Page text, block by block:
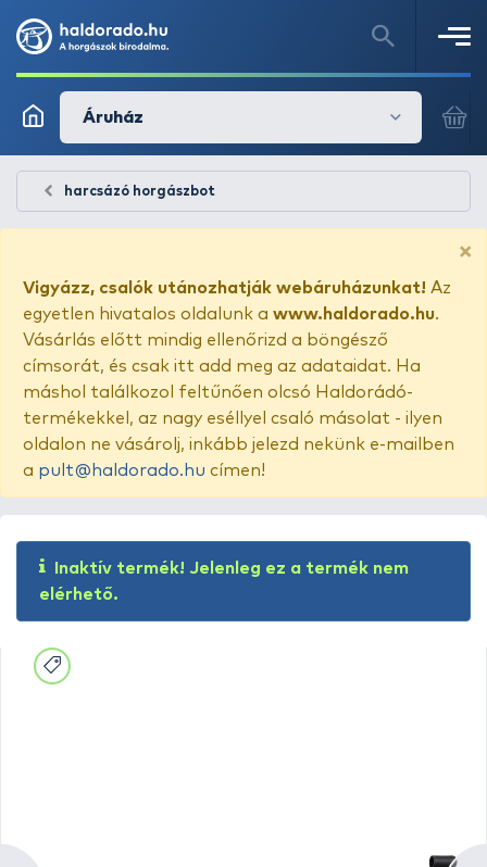
Áruház
harcsázó horgászbot
×
Vigyázz, csalók utánozhatják webáruházunkat! Az
egyetlen hivatalos oldalunk a www.haldorado.hu.
Vásárlás előtt mindig ellenőrizd a böngésző
címsorát, és csak itt add meg az adataidat. Ha
máshol találkozol feltűnően olcsó Haldorádó-
termékekkel, az nagy eséllyel csaló másolat - ilyen
oldalon ne vásárolj, inkább jelezd nekünk e-mailben
a pult@haldorado.hu címen!
Inaktív termék! Jelenleg ez a termék nem
elérhető.